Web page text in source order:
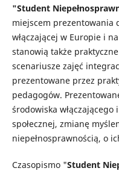
"Student
miejscem prezentowania
włączającej w Europie i
stanowią także
scenariusze zajęć
prezentowane przez
pedagogów.
środowiska
społecznej, zmianę
niepełnosprawnością, o
Czasopismo "Student